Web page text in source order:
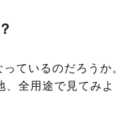
53,200
52,200
89,000
50,400
107,200
ているのだろうか。
、全用途で見てみよ